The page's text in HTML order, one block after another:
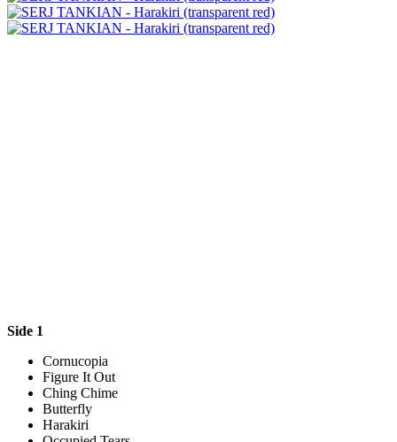
Side 1
Cornucopia
Figure It Out
Ching Chime
Butterfly
Harakiri